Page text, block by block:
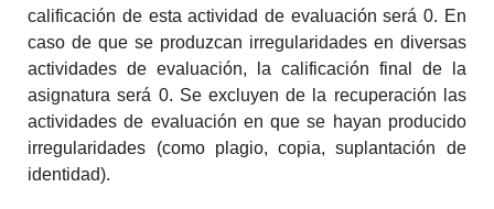
calificación de esta actividad de evaluación será 0. En
caso de que se produzcan irregularidades en diversas
actividades de evaluación, la calificación final de la
asignatura será 0. Se excluyen de la recuperación las
actividades de evaluación en que se hayan producido
irregularidades (como plagio, copia, suplantación de
identidad).